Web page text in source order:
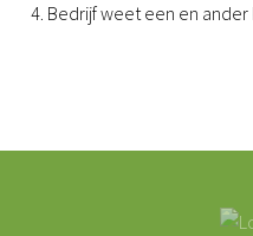
Bedrijf weet een en